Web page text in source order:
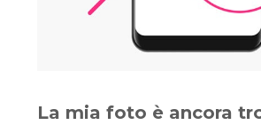
La mia foto è ancora